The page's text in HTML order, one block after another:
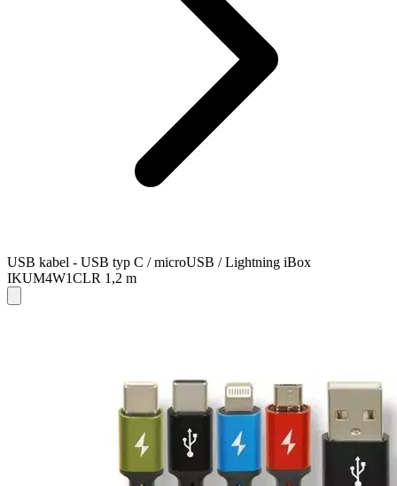
USB kabel - USB typ C / microUSB / Lightning iBox
IKUM4W1CLR 1,2 m